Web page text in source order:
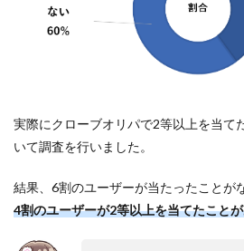
実際にクローブオリパで2等以上を当て
いて調査を行いました。
結果、6割のユーザーが当たったことが
4割のユーザーが2等以上を当てたこと